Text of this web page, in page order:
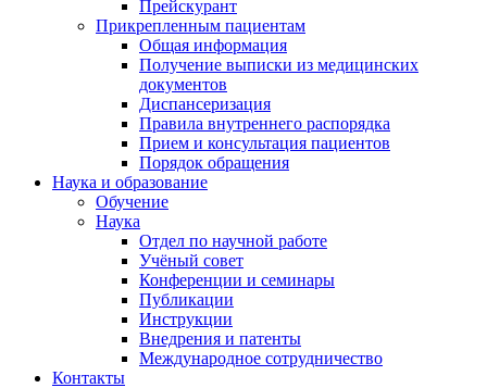
Прейскурант
Прикрепленным пациентам
Общая информация
Получение выписки из медицинских
документов
Диспансеризация
Правила внутреннего распорядка
Прием и консультация пациентов
Порядок обращения
Наука и образование
Обучение
Наука
Отдел по научной работе
Учёный совет
Конференции и семинары
Публикации
Инструкции
Внедрения и патенты
Международное сотрудничество
Контакты